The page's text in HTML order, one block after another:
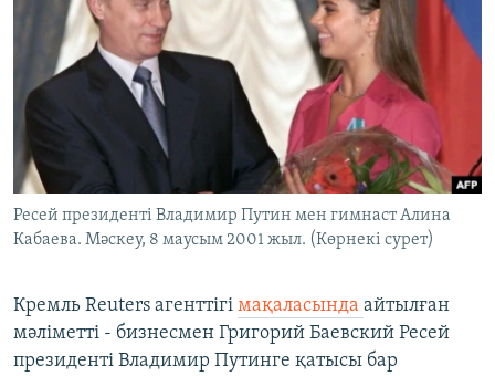
АРНАЙЫ ЖОБАЛАР
Русский
ЖАЗЫЛЫҢЫЗ
Басқа тілдерде
Ресей президенті Владимир Путин мен гимнаст Алина
Кабаева. Мәскеу, 8 маусым 2001 жыл. (Көрнекі сурет)
Кремль Reuters агенттігі мақаласында айтылған
мәліметті - бизнесмен Григорий Баевский Ресей
президенті Владимир Путинге қатысы бар